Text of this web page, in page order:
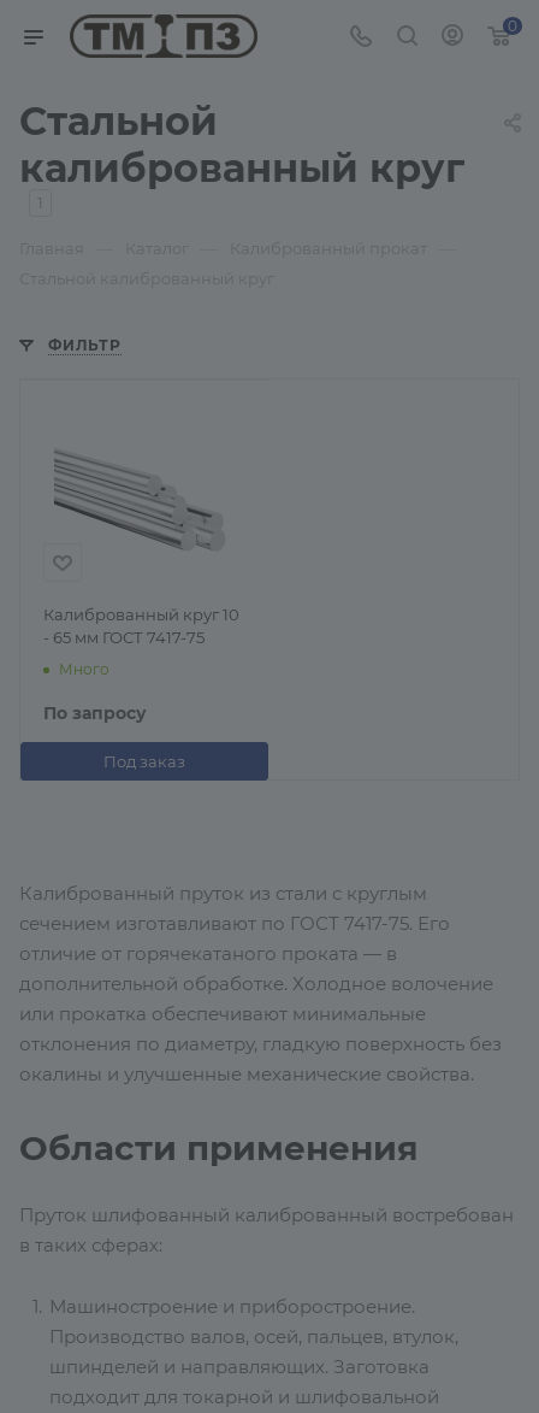
0
Стальной
калиброванный круг
1
ФИЛЬТР
Калиброванный круг 10
- 65 мм ГОСТ 7417-75
Много
По запросу
Под заказ
Калиброванный пруток из стали с круглым
сечением изготавливают по ГОСТ 7417-75. Его
отличие от горячекатаного проката — в
дополнительной обработке. Холодное волочение
или прокатка обеспечивают минимальные
отклонения по диаметру, гладкую поверхность без
окалины и улучшенные механические свойства.
Области применения
Пруток шлифованный калиброванный востребован
в таких сферах:
Машиностроение и приборостроение.
Производство валов, осей, пальцев, втулок,
шпинделей и направляющих. Заготовка
подходит для токарной и шлифовальной